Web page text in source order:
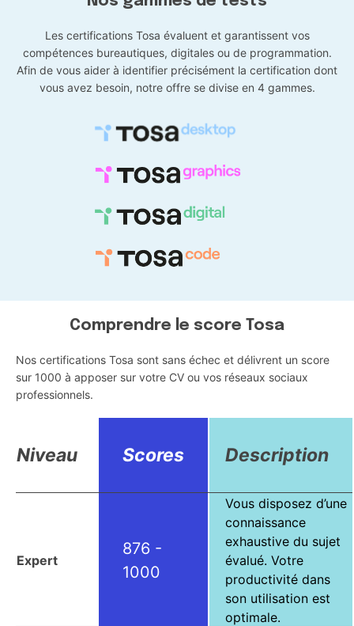
Les certifications Tosa évaluent et garantissent vos
compétences bureautiques, digitales ou de programmation.
Afin de vous aider à identifier précisément la certification dont
vous avez besoin, notre offre se divise en 4 gammes.
Comprendre le score Tosa
Nos certifications Tosa sont sans échec et délivrent un score
sur 1000 à apposer sur votre CV ou vos réseaux sociaux
professionnels.
Niveau Scores Description
Expert
876 -
1000
Vous disposez d’une
connaissance
exhaustive du sujet
évalué. Votre
productivité dans
son utilisation est
optimale.